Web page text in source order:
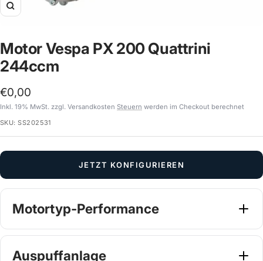
Zoom
Motor Vespa PX 200 Quattrini
244ccm
Angebotspreis
€0,00
Inkl. 19% MwSt. zzgl. Versandkosten Steuern werden im Checkout berechnet
SKU:SS202531
JETZT KONFIGURIEREN
Motortyp-Performance
Wähle dein Tuning Setup Pflichtangabe
Auspuffanlage